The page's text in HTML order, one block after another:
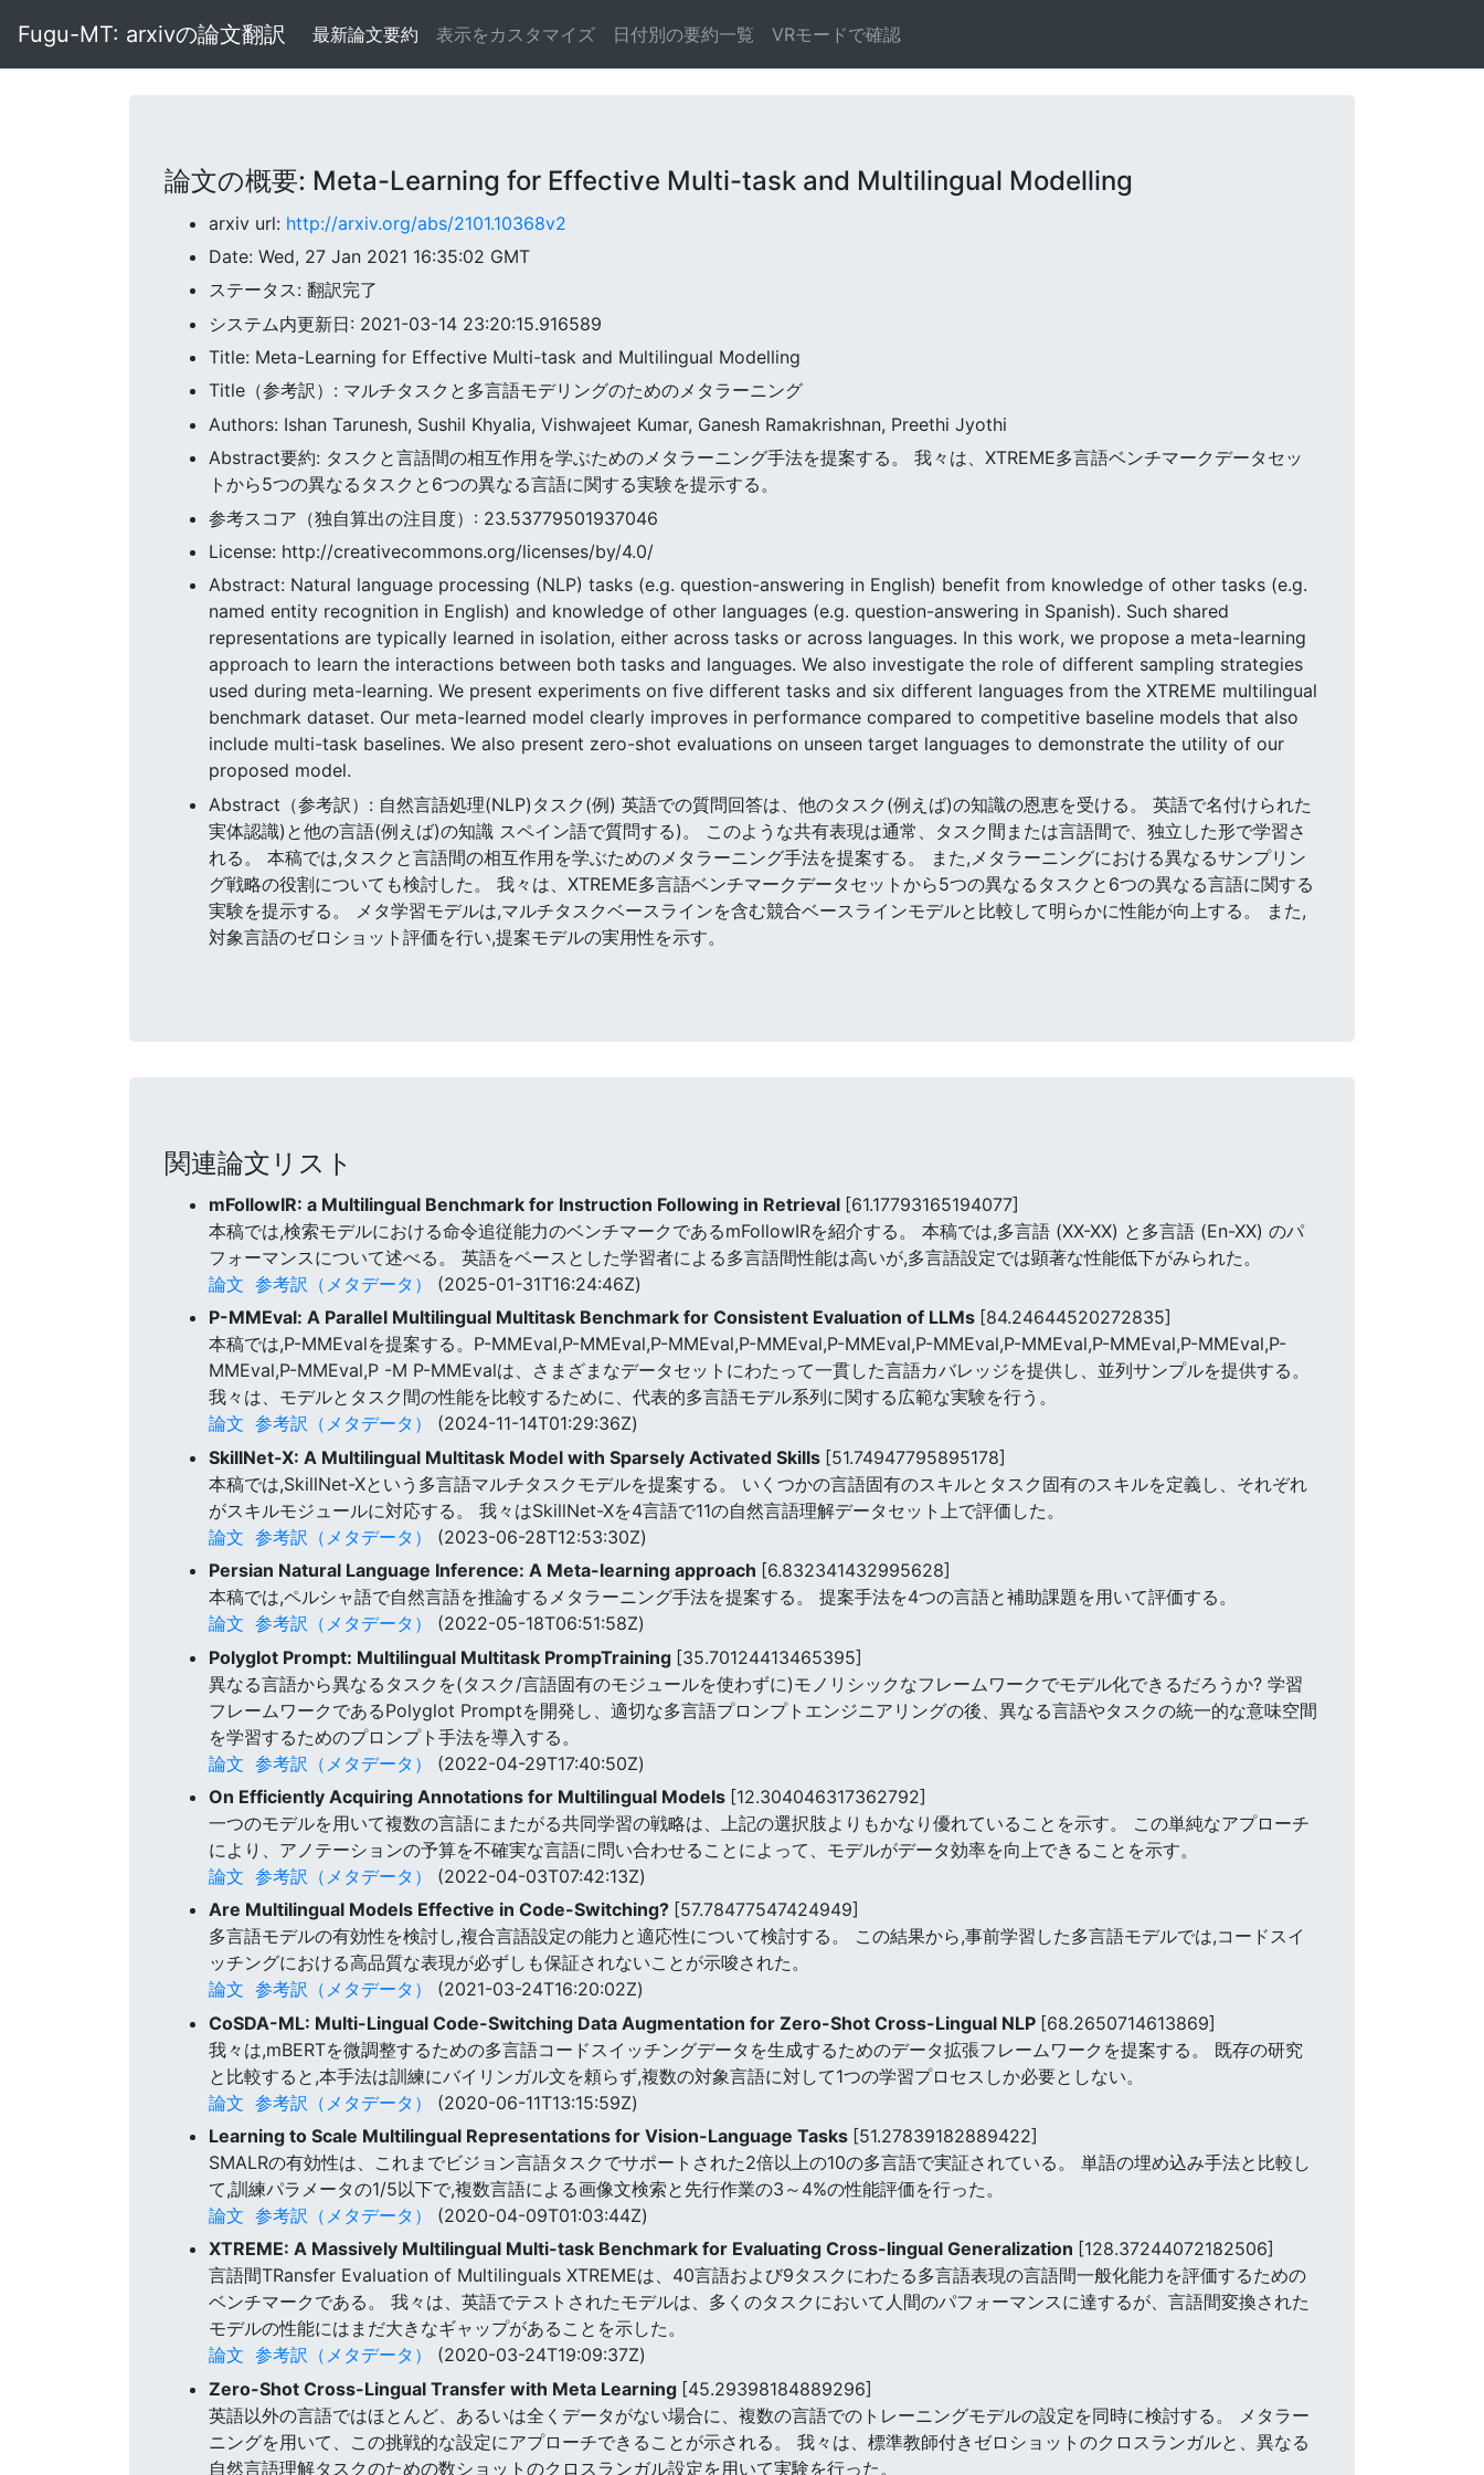
Fugu-MT: arxivの論文翻訳 最新論文要約 表示をカスタマイズ 日付別の要約一覧 VRモードで確認
論文の概要: Meta-Learning for Effective Multi-task and Multilingual Modelling
arxiv url: http://arxiv.org/abs/2101.10368v2
Date: Wed, 27 Jan 2021 16:35:02 GMT
ステータス: 翻訳完了
システム内更新日: 2021-03-14 23:20:15.916589
Title: Meta-Learning for Effective Multi-task and Multilingual Modelling
Title（参考訳）: マルチタスクと多言語モデリングのためのメタラーニング
Authors: Ishan Tarunesh, Sushil Khyalia, Vishwajeet Kumar, Ganesh Ramakrishnan, Preethi Jyothi
Abstract要約: タスクと言語間の相互作用を学ぶためのメタラーニング手法を提案する。 我々は、XTREME多言語ベンチマークデータセッ
トから5つの異なるタスクと6つの異なる言語に関する実験を提示する。
参考スコア（独自算出の注目度）: 23.53779501937046
License: http://creativecommons.org/licenses/by/4.0/
Abstract: Natural language processing (NLP) tasks (e.g. question-answering in English) benefit from knowledge of other tasks (e.g.
named entity recognition in English) and knowledge of other languages (e.g. question-answering in Spanish). Such shared
representations are typically learned in isolation, either across tasks or across languages. In this work, we propose a meta-learning
approach to learn the interactions between both tasks and languages. We also investigate the role of different sampling strategies
used during meta-learning. We present experiments on five different tasks and six different languages from the XTREME multilingual
benchmark dataset. Our meta-learned model clearly improves in performance compared to competitive baseline models that also
include multi-task baselines. We also present zero-shot evaluations on unseen target languages to demonstrate the utility of our
proposed model.
Abstract（参考訳）: 自然言語処理(NLP)タスク(例) 英語での質問回答は、他のタスク(例えば)の知識の恩恵を受ける。 英語で名付けられた
実体認識)と他の言語(例えば)の知識 スペイン語で質問する)。 このような共有表現は通常、タスク間または言語間で、独立した形で学習さ
れる。 本稿では,タスクと言語間の相互作用を学ぶためのメタラーニング手法を提案する。 また,メタラーニングにおける異なるサンプリン
グ戦略の役割についても検討した。 我々は、XTREME多言語ベンチマークデータセットから5つの異なるタスクと6つの異なる言語に関する
実験を提示する。 メタ学習モデルは,マルチタスクベースラインを含む競合ベースラインモデルと比較して明らかに性能が向上する。 また,
対象言語のゼロショット評価を行い,提案モデルの実用性を示す。
関連論文リスト
mFollowIR: a Multilingual Benchmark for Instruction Following in Retrieval [61.17793165194077]
本稿では,検索モデルにおける命令追従能力のベンチマークであるmFollowIRを紹介する。 本稿では,多言語 (XX-XX) と多言語 (En-XX) のパ
フォーマンスについて述べる。 英語をベースとした学習者による多言語間性能は高いが,多言語設定では顕著な性能低下がみられた。
論文 参考訳（メタデータ）
(2025-01-31T16:24:46Z)
P-MMEval: A Parallel Multilingual Multitask Benchmark for Consistent Evaluation of LLMs [84.24644520272835]
本稿では,P-MMEvalを提案する。P-MMEval,P-MMEval,P-MMEval,P-MMEval,P-MMEval,P-MMEval,P-MMEval,P-MMEval,P-MMEval,P-
MMEval,P-MMEval,P -M P-MMEvalは、さまざまなデータセットにわたって一貫した言語カバレッジを提供し、並列サンプルを提供する。
我々は、モデルとタスク間の性能を比較するために、代表的多言語モデル系列に関する広範な実験を行う。
論文 参考訳（メタデータ）
(2024-11-14T01:29:36Z)
SkillNet-X: A Multilingual Multitask Model with Sparsely Activated Skills [51.74947795895178]
本稿では,SkillNet-Xという多言語マルチタスクモデルを提案する。 いくつかの言語固有のスキルとタスク固有のスキルを定義し、それぞれ
がスキルモジュールに対応する。 我々はSkillNet-Xを4言語で11の自然言語理解データセット上で評価した。
論文 参考訳（メタデータ）
(2023-06-28T12:53:30Z)
Persian Natural Language Inference: A Meta-learning approach [6.832341432995628]
本稿では,ペルシャ語で自然言語を推論するメタラーニング手法を提案する。 提案手法を4つの言語と補助課題を用いて評価する。
論文 参考訳（メタデータ）
(2022-05-18T06:51:58Z)
Polyglot Prompt: Multilingual Multitask PrompTraining [35.70124413465395]
異なる言語から異なるタスクを(タスク/言語固有のモジュールを使わずに)モノリシックなフレームワークでモデル化できるだろうか? 学習
フレームワークであるPolyglot Promptを開発し、適切な多言語プロンプトエンジニアリングの後、異なる言語やタスクの統一的な意味空間
を学習するためのプロンプト手法を導入する。
論文 参考訳（メタデータ）
(2022-04-29T17:40:50Z)
On Efficiently Acquiring Annotations for Multilingual Models [12.304046317362792]
一つのモデルを用いて複数の言語にまたがる共同学習の戦略は、上記の選択肢よりもかなり優れていることを示す。 この単純なアプローチ
により、アノテーションの予算を不確実な言語に問い合わせることによって、モデルがデータ効率を向上できることを示す。
論文 参考訳（メタデータ）
(2022-04-03T07:42:13Z)
Are Multilingual Models Effective in Code-Switching? [57.78477547424949]
多言語モデルの有効性を検討し,複合言語設定の能力と適応性について検討する。 この結果から,事前学習した多言語モデルでは,コードスイ
ッチングにおける高品質な表現が必ずしも保証されないことが示唆された。
論文 参考訳（メタデータ）
(2021-03-24T16:20:02Z)
CoSDA-ML: Multi-Lingual Code-Switching Data Augmentation for Zero-Shot Cross-Lingual NLP [68.2650714613869]
我々は,mBERTを微調整するための多言語コードスイッチングデータを生成するためのデータ拡張フレームワークを提案する。 既存の研究
と比較すると,本手法は訓練にバイリンガル文を頼らず,複数の対象言語に対して1つの学習プロセスしか必要としない。
論文 参考訳（メタデータ）
(2020-06-11T13:15:59Z)
Learning to Scale Multilingual Representations for Vision-Language Tasks [51.27839182889422]
SMALRの有効性は、これまでビジョン言語タスクでサポートされた2倍以上の10の多言語で実証されている。 単語の埋め込み手法と比較し
て,訓練パラメータの1/5以下で,複数言語による画像文検索と先行作業の3～4%の性能評価を行った。
論文 参考訳（メタデータ）
(2020-04-09T01:03:44Z)
XTREME: A Massively Multilingual Multi-task Benchmark for Evaluating Cross-lingual Generalization [128.37244072182506]
言語間TRansfer Evaluation of Multilinguals XTREMEは、40言語および9タスクにわたる多言語表現の言語間一般化能力を評価するための
ベンチマークである。 我々は、英語でテストされたモデルは、多くのタスクにおいて人間のパフォーマンスに達するが、言語間変換された
モデルの性能にはまだ大きなギャップがあることを示した。
論文 参考訳（メタデータ）
(2020-03-24T19:09:37Z)
Zero-Shot Cross-Lingual Transfer with Meta Learning [45.29398184889296]
英語以外の言語ではほとんど、あるいは全くデータがない場合に、複数の言語でのトレーニングモデルの設定を同時に検討する。 メタラー
ニングを用いて、この挑戦的な設定にアプローチできることが示される。 我々は、標準教師付きゼロショットのクロスランガルと、異なる
自然言語理解タスクのための数ショットのクロスランガル設定を用いて実験を行った。